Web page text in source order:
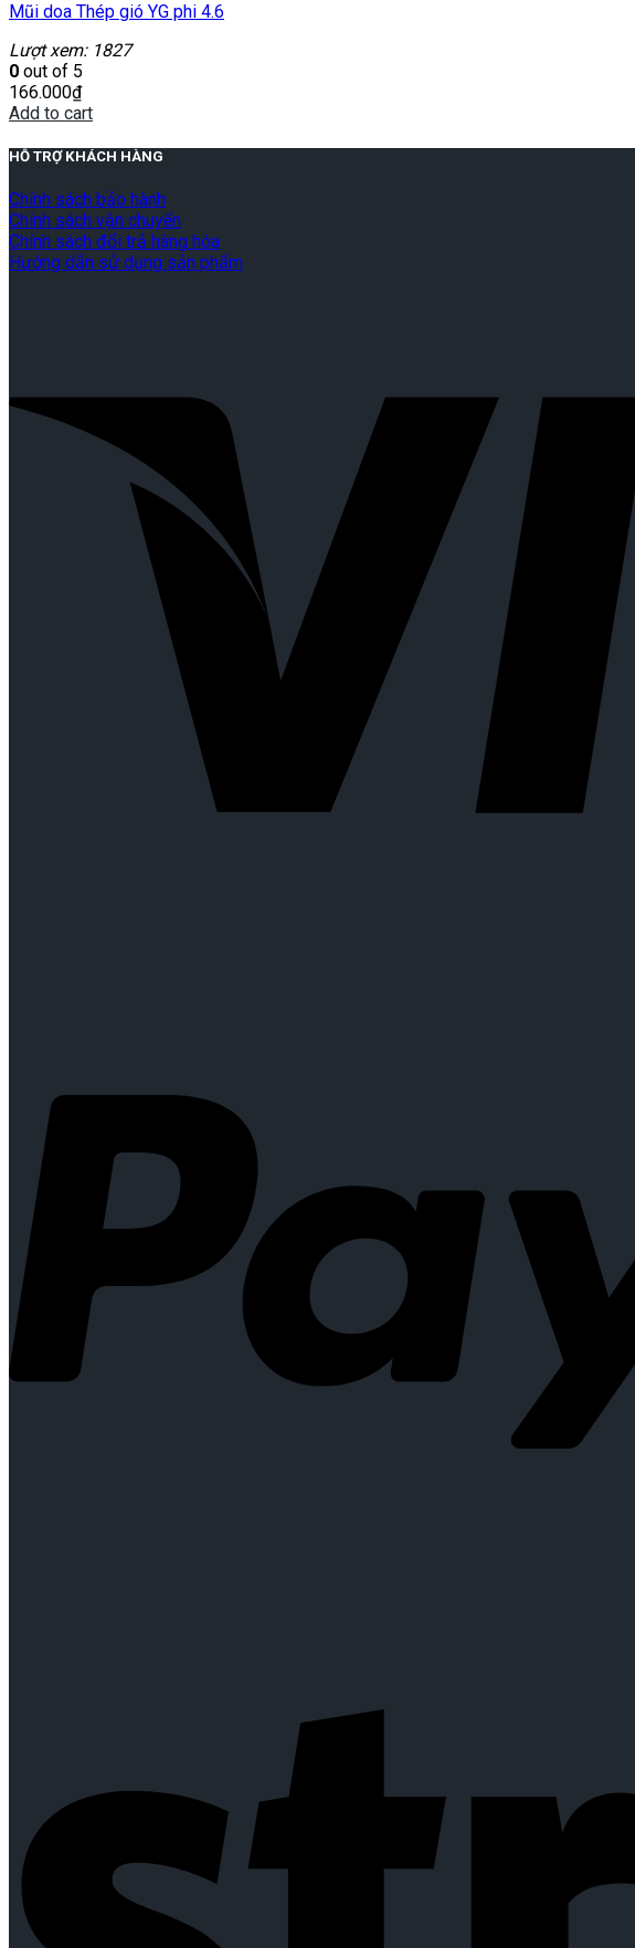
Mũi doa Thép gió YG phi 4.6
Lượt xem: 1827
0 out of 5
166.000₫
Add to cart
HỖ TRỢ KHÁCH HÀNG
Chính sách bảo hành
Chính sách vận chuyển
Chính sách đổi trả hàng hóa
Hướng dẫn sử dụng sản phẩm